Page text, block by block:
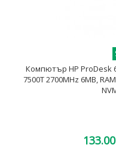
Компютър HP ProDesk
7500T 2700MHz 6MB,